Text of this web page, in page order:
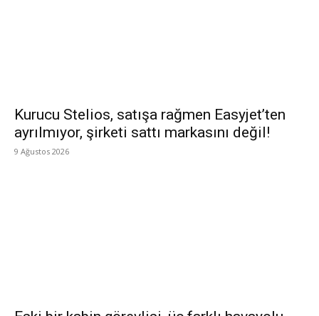
Kurucu Stelios, satışa rağmen Easyjet’ten
ayrılmıyor, şirketi sattı markasını değil!
9 Ağustos 2026